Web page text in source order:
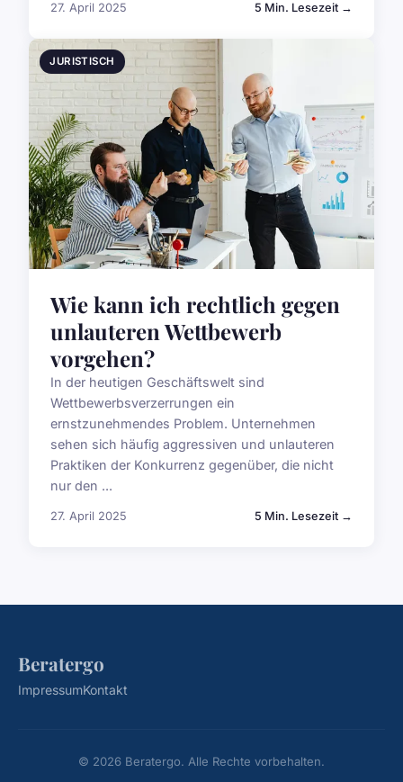
27. April 2025 5 Min. Lesezeit →
JURISTISCH
Wie kann ich rechtlich gegen
unlauteren Wettbewerb
vorgehen?
In der heutigen Geschäftswelt sind
Wettbewerbsverzerrungen ein
ernstzunehmendes Problem. Unternehmen
sehen sich häufig aggressiven und unlauteren
Praktiken der Konkurrenz gegenüber, die nicht
nur den ...
27. April 2025 5 Min. Lesezeit →
Beratergo
ImpressumKontakt
© 2026 Beratergo. Alle Rechte vorbehalten.